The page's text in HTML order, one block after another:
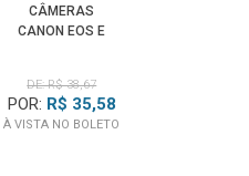
CÂMERAS
CANON EOS E
DE: R$ 38,67
POR: R$ 35,58
À VISTA NO BOLETO